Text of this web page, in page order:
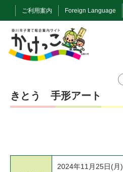
ご利用案内 Foreign Language
きとう 手形アート
2024年11月25日(月)